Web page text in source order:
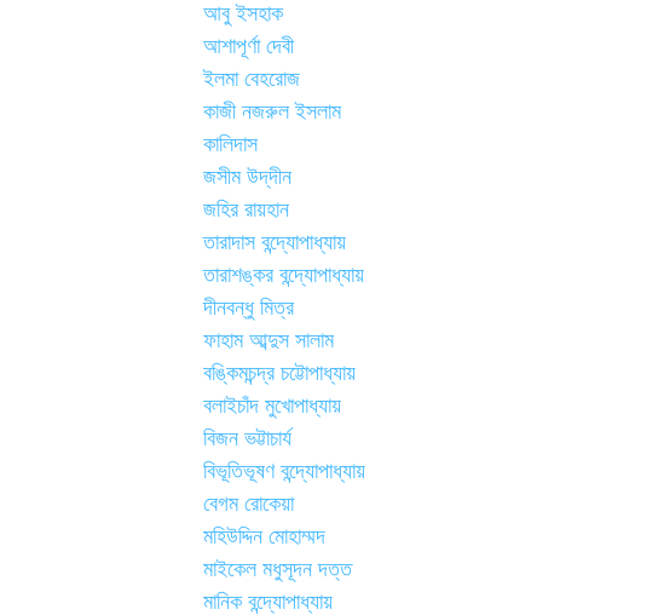
আবু ইসহাক
আশাপূর্ণা দেবী
ইলমা বেহরোজ
কাজী নজরুল ইসলাম
কালিদাস
জসীম উদ্‌দীন
জহির রায়হান
তারাদাস বন্দ্যোপাধ্যায়
তারাশঙ্কর বন্দ্যোপাধ্যায়
দীনবন্ধু মিত্র
ফাহাম আব্দুস সালাম
বঙ্কিমচন্দ্র চট্টোপাধ্যায়
বলাইচাঁদ মুখোপাধ্যায়
বিজন ভট্টাচার্য
বিভূতিভূষণ বন্দ্যোপাধ্যায়
বেগম রোকেয়া
মহিউদ্দিন মোহাম্মদ
মাইকেল মধুসূদন দত্ত
মানিক বন্দ্যোপাধ্যায়